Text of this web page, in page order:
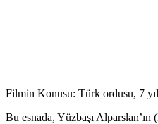
Filmin Konusu: Türk ordusu, 7
Bu esnada, Yüzbaşı